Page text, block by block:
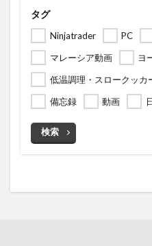
タグ
Ninjatrader PC
マレーシア動画
ヨ
低温調理・スロークッカ
備忘録
動画
検索